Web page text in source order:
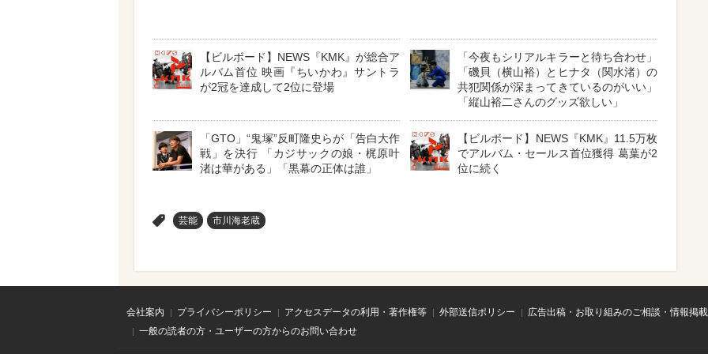
【ビルボード】NEWS『KMK』が総合ア
ルバム首位 映画『ちいかわ』サントラ
が2冠を達成して2位に登場
「今夜もシリアルキラーと待ち合わせ」
「磯貝（横山裕）とヒナタ（関水渚）の
共犯関係が深まってきているのがいい」
「縦山裕二さんのグッズ欲しい」
「GTO」“鬼塚”反町隆史らが「告白大作
戦」を決行 「カジサックの娘・梶原叶
渚は華がある」「黒幕の正体は誰」
【ビルボード】NEWS『KMK』11.5万枚
でアルバム・セールス首位獲得 葛葉が2
位に続く
芸能 市川海老蔵
会社案内 プライバシーポリシー アクセスデータの利用・著作権等 外部送信ポリシー
広告出稿・お取り組みのご相談・情報掲
一般の読者の方・ユーザーの方からのお問い合わせ